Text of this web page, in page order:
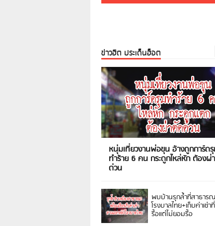
ข่าวฮิต ประเด็นฮ็อต
หนุ่มเที่ยวงานพ่อขุน อ้างถูกการ์ด
ทำร้าย 6 คน กระดูกไหล่หัก ต้องผ่
ด่วน
พบบ้านรุกล้ำที่สาธาร
โรงบาลไทย+เก็บค่าเช่
รื้อแต่ไม่ยอมรื้อ